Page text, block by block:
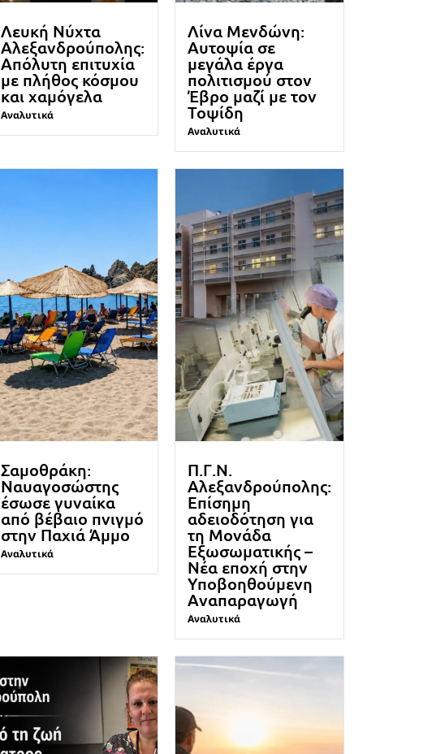
Λευκή Νύχτα
Αλεξανδρούπολης:
Απόλυτη επιτυχία
με πλήθος κόσμου
και χαμόγελα
Αναλυτικά
Λίνα Μενδώνη:
Αυτοψία σε
μεγάλα έργα
πολιτισμού στον
Έβρο μαζί με τον
Τοψίδη
Αναλυτικά
Σαμοθράκη:
Ναυαγοσώστης
έσωσε γυναίκα
από βέβαιο πνιγμό
στην Παχιά Άμμο
Αναλυτικά
Π.Γ.Ν.
Αλεξανδρούπολης:
Επίσημη
αδειοδότηση για
τη Μονάδα
Εξωσωματικής –
Νέα εποχή στην
Υποβοηθούμενη
Αναπαραγωγή
Αναλυτικά